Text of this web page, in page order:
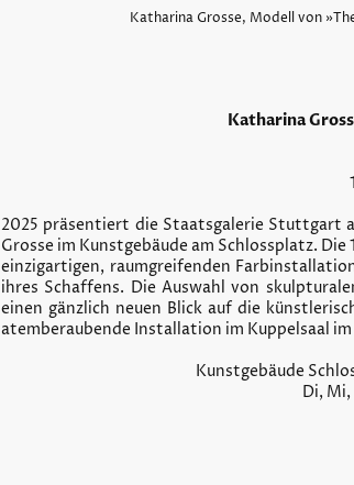
Katharina
2025 präsentiert die Staatsgalerie Stuttgart
Grosse im Kunstgebäude am Schlossplatz.
einzigartigen, raumgreifenden
ihres Schaffens. Die Auswahl von
einen gänzlich neuen Blick auf die
atemberaubende Installation im Kuppelsaal
Kunstgebäude
Di, Mi,
Katharina Grosse, Modell von